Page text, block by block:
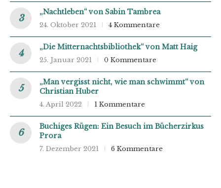
„Nachtleben“ von Sabin Tambrea
24. Oktober 2021 4 Kommentare
„Die Mitternachtsbibliothek“ von Matt Haig
25. Januar 2021 0 Kommentare
„Man vergisst nicht, wie man schwimmt“ von
Christian Huber
4. April 2022 1 Kommentare
Buchiges Rügen: Ein Besuch im Bücherzirkus
Prora
7. Dezember 2021 6 Kommentare